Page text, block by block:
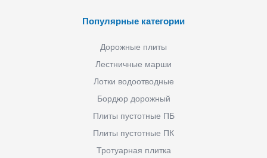
Популярные категории
Дорожные плиты
Лестничные марши
Лотки водоотводные
Бордюр дорожный
Плиты пустотные ПБ
Плиты пустотные ПК
Тротуарная плитка